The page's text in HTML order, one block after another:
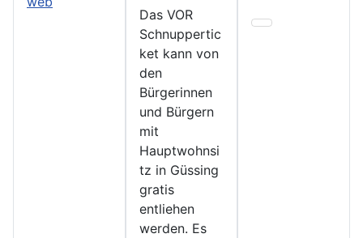
Das VOR
Schnuppertic
ket kann von
den
Bürgerinnen
und Bürgern
mit
Hauptwohnsi
tz in Güssing
gratis
entliehen
werden. Es